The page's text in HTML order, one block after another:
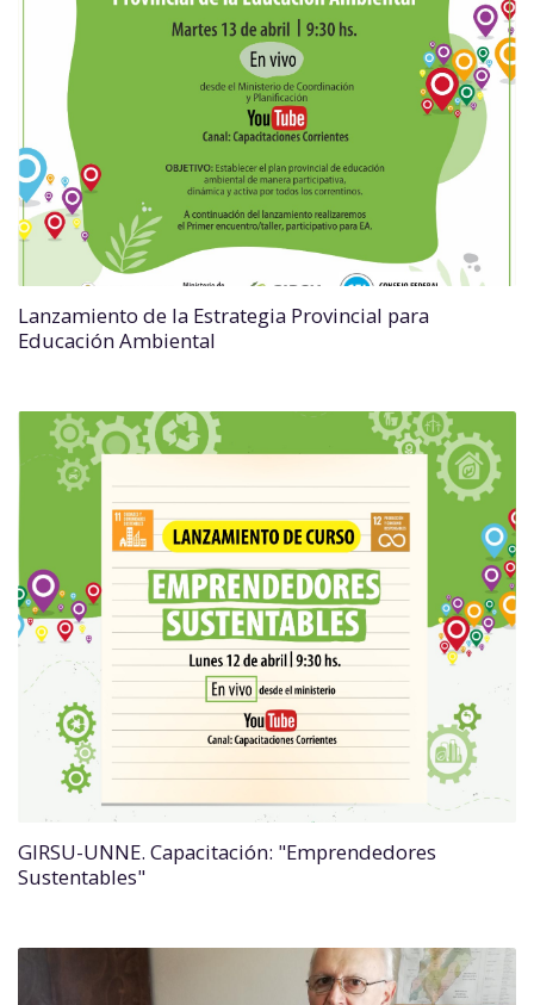
Lanzamiento de la Estrategia Provincial para
Educación Ambiental
GIRSU-UNNE. Capacitación: "Emprendedores
Sustentables"